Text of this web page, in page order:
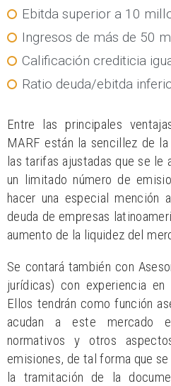
Ebitda superior a 10
Ingresos de más de 50
Calificación crediticia
Ratio deuda/ebitda
Entre las principales
MARF están la sencillez de
las tarifas ajustadas que se le
un limitado número de
hacer una especial mención
deuda de empresas
aumento de la liquidez del
Se contará también con
jurídicas) con experiencia
Ellos tendrán como función
acudan a este mercado
normativos y otros
emisiones, de tal forma que
la tramitación de la